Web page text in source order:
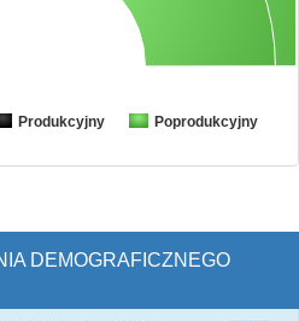
Produkcyjny Poprodukcyjny
DEMOGRAFICZNEGO